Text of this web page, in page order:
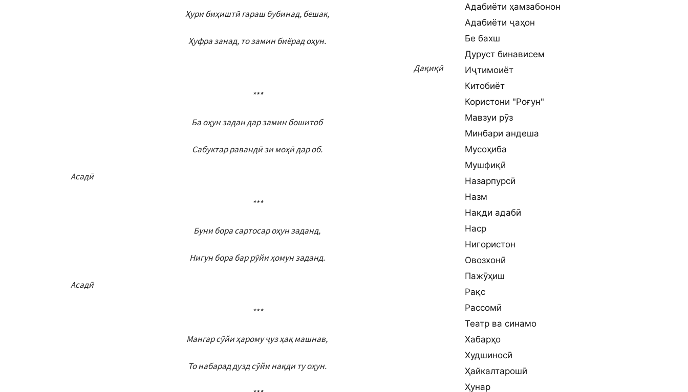
Ҳури биҳиштӣ гараш бубинад, бешак,
Ҳуфра занад, то замин биёрад оҳун.
Дақиқӣ
***
Ба оҳун задан дар замин бошитоб
Сабуктар равандӣ зи моҳӣ дар об.
Асадӣ
***
Буни бора сартосар оҳун заданд,
Нигун бора бар рӯйи ҳомун заданд.
Асадӣ
***
Мангар сӯйи ҳарому ҷуз ҳақ машнав,
То набарад дузд сӯйи нақди ту оҳун.
Адабиёти ҳамзабонон
Адабиёти ҷаҳон
Бе бахш
Дуруст бинависем
Иҷтимоиёт
Китобиёт
Користони "Роғун"
Мавзуи рӯз
Минбари андеша
Мусоҳиба
Мушфиқӣ
Назарпурсӣ
Назм
Нақди адабӣ
Наср
Нигористон
Овозхонӣ
Пажӯҳиш
Рақс
Рассомӣ
Театр ва синамо
Хабарҳо
Худшиносӣ
Ҳайкалтарошӣ
Ҳунар